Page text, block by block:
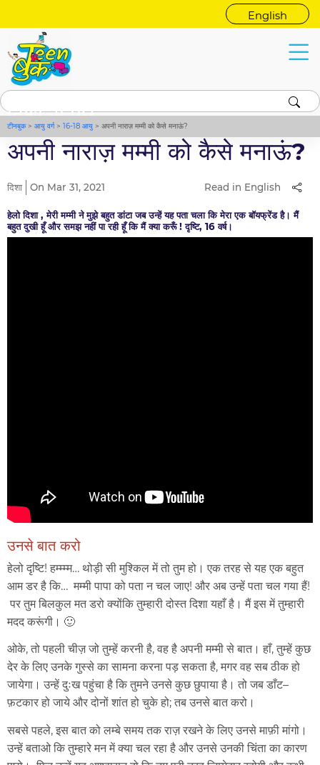
English
दिशा से पूछें
टीनबुक>आयु वर्ग>16-18 आयु >अपनी नाराज़ मम्मी को कैसे मनाऊं?
अपनी नाराज़ मम्मी को कैसे मनाऊं?
दिशा On Mar 31, 2021 Read in English
हेलो दिशा , मेरी मम्मी ने मुझे बहुत डांटा जब उन्हें यह पता चला कि मेरा एक बॉयफ्रेंड है। मैं
बहुत दुखी हूँ और समझ नहीं पा रही हूँ कि मैं क्या करूँ ! दृष्टि, 16 वर्ष।
उनसे बात करो
हेलो दृष्टि! हम्म्म्म… थोड़ी सी मुश्किल मेंतोतुम हो। एक तरह से यह एक बहुत
आमडर है कि… मम्मी पापा को पता न चल जाए! और अब उन्हें पता चल गया हैं!
पर तुम बिलकुल मत डरो क्योंकि तुम्हारी दोस्त दिशा यहाँ है। मैं इस में तुम्हारी
मदद करूंगी। 🙂
ओके,तो पहली चीज़ जो तुम्हें करनी है,वह है अपनी मम्मी से बात। हाँ,तुम्हें कुछ
देर के लिए उनके गुस्से का सामना करना पड़ सकता है,मगर वह सब ठीक हो
जायेगा। उन्हें दुःख पहुंचा है कि तुमने उनसे कुछ छुपाया है। तो जबडाँट–
फ़टकार हो जाये और दोनों शांत हो चुके हो;तब उनसे बात करो।
सबसे पहले,इस बात को लम्बे समय तक राज़ रखने के लिए उनसे माफ़ी मांगो।
उन्हें बताओ कि तुम्हारे मन में क्या चल रहा है और उनसे उनकी चिंता का कारण